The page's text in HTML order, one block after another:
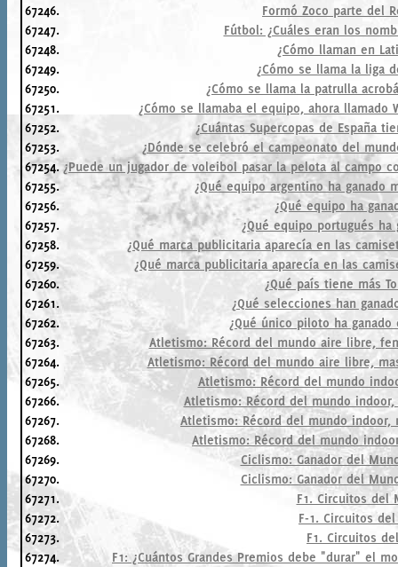
67246.
Formó Zoco parte del
67247.
Fútbol: ¿Cuáles eran los
67248.
¿Cómo llaman en
67249.
¿Cómo se llama la liga
67250.
¿Cómo se llama la patrulla
67251.
¿Cómo se llamaba el equipo, ahora llamado
67252.
¿Cuántas Supercopas de España
67253.
¿Dónde se celebró el campeonato del
67254. ¿Puede un jugador de voleibol pasar la pelota al campo
67255.
¿Qué equipo argentino ha ganado
67256.
¿Qué equipo ha
67257.
¿Qué equipo portugués
67258.
¿Qué marca publicitaria aparecía en las
67259.
¿Qué marca publicitaria aparecía en las
67260.
¿Qué país tiene más
67261.
¿Qué selecciones han
67262.
¿Qué único piloto ha
67263.
Atletismo: Récord del mundo aire libre,
67264.
Atletismo: Récord del mundo aire libre,
67265.
Atletismo: Récord del mundo
67266.
Atletismo: Récord del mundo
67267.
Atletismo: Récord del mundo indoor,
67268.
Atletismo: Récord del mundo
67269.
Ciclismo: Ganador del
67270.
Ciclismo: Ganador del
67271.
F1. Circuitos del
67272.
F-1. Circuitos
67273.
F1. Circuitos
67274.
F1: ¿Cuántos Grandes Premios debe "durar" el